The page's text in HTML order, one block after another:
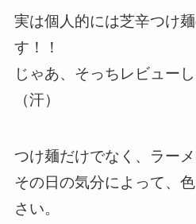
実は個人的には芝辛つけ
す！！
じゃあ、そっちレビュー
（汗）
つけ麺だけでなく、ラーメ
その日の気分によって、
さい。